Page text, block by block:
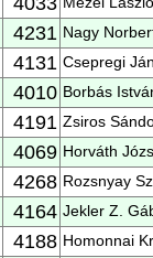
4231 Nagy
4131 Csepregi
4010 Borbás
4191 Zsiros
4069 Horváth
4268 Rozsnyay
4164 Jekler Z.
4188 Homonnai